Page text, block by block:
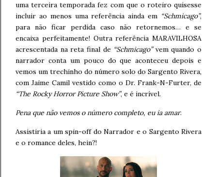
uma terceira temporada fez com que o roteiro quisesse
incluir ao menos uma referência ainda em “Schmicago”,
para não ficar perdida caso não retornemos… e se
encaixa perfeitamente! Outra referência MARAVILHOSA
acrescentada na reta final de “Schmicago”vem quando o
narrador conta um pouco do que aconteceu depois e
vemos um trechinho do número solo do Sargento Rivera,
com Jaime Camil vestido como o Dr. Frank-N-Furter, de
“The Rocky Horror Picture Show”, e é incrível.
Pena que não vemos o número completo, eu ia amar.
Assistiria a um spin-off do Narrador e o Sargento Rivera
e o romance deles, hein?!